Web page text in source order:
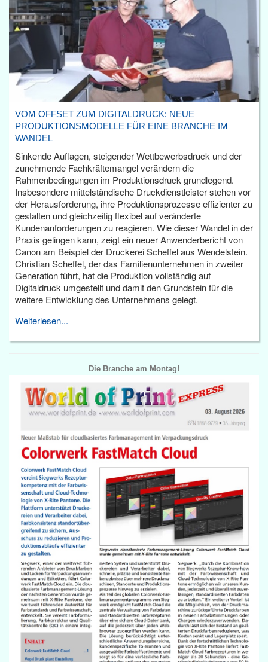
VOM OFFSET ZUM DIGITALDRUCK: NEUE
PRODUKTIONSMODELLE FÜR EINE BRANCHE IM
WANDEL
Sinkende Auflagen, steigender Wettbewerbsdruck und der
zunehmende Fachkräftemangel verändern die
Rahmenbedingungen im Produktionsdruck grundlegend.
Insbesondere mittelständische Druckdienstleister stehen vor
der Herausforderung, ihre Produktionsprozesse effizienter zu
gestalten und gleichzeitig flexibel auf veränderte
Kundenanforderungen zu reagieren. Wie dieser Wandel in der
Praxis gelingen kann, zeigt ein neuer Anwenderbericht von
Canon am Beispiel der Druckerei Scheffel aus Wendelstein.
Christian Scheffel, der das Familienunternehmen in zweiter
Generation führt, hat die Produktion vollständig auf
Digitaldruck umgestellt und damit den Grundstein für die
weitere Entwicklung des Unternehmens gelegt.
Weiterlesen...
Die Branche am Montag!